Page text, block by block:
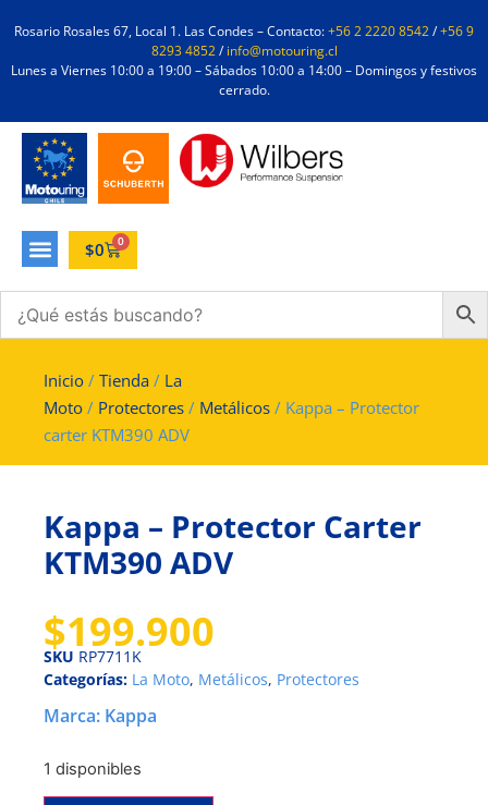
Rosario Rosales 67, Local 1. Las Condes – Contacto:+56 2 2220 8542/+56 9
8293 4852/info@motouring.cl
Lunes a Viernes 10:00 a 19:00 – Sábados 10:00 a 14:00 – Domingos y festivos
cerrado.
$0 0
Inicio / Tienda / La
Moto / Protectores / Metálicos / Kappa – Protector
carter KTM390 ADV
Kappa – Protector Carter
KTM390 ADV
$199.900
SKU RP7711K
Categorías: La Moto, Metálicos, Protectores
Marca: Kappa
1 disponibles